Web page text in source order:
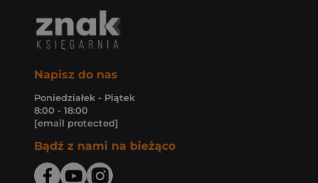
Napisz do nas
Poniedziałek - Piątek
8:00 - 18:00
[email protected]
Bądź z nami na bieżąco